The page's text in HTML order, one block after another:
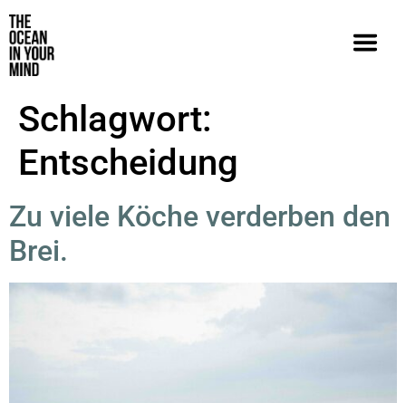
Schlagwort:
Entscheidung
Zu viele Köche verderben den
Brei.